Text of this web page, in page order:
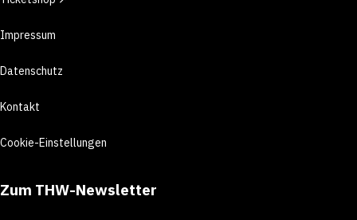
Impressum
Datenschutz
Kontakt
Cookie-Einstellungen
Zum THW-Newsletter